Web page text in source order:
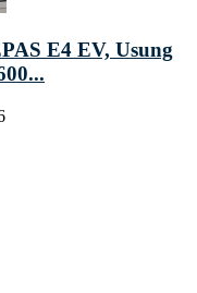
E4 EV, Usung